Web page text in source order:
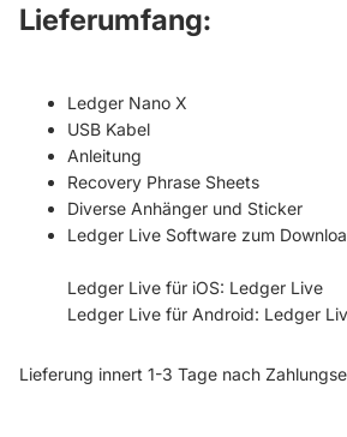
Lieferumfang:
Ledger Nano X
USB Kabel
Anleitung
Recovery Phrase Sheets
Diverse Anhänger und Sticker
Ledger Live Software zum
Ledger Live für iOS: Ledger Live
Ledger Live für Android: Ledger
Lieferung innert 1-3 Tage nach